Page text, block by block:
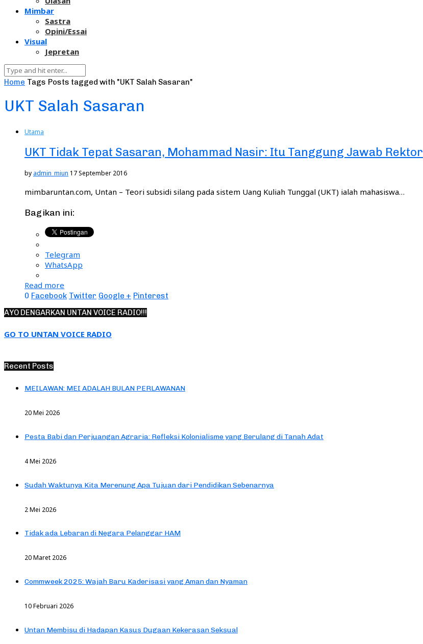
Mimbar
Sastra
Opini/Essai
Visual
Jepretan
Home Tags Posts tagged with "UKT Salah Sasaran"
UKT Salah Sasaran
Utama
UKT Tidak Tepat Sasaran, Mohammad Nasir: Itu Tanggung Jawab Rektor
by admin_miun 17 September 2016
mimbaruntan.com, Untan – Teori subsidi silang pada sistem Uang Kuliah Tunggal (UKT) ialah mahasiswa…
Bagikan ini:
Telegram
WhatsApp
Read more
0 Facebook Twitter Google + Pinterest
AYO DENGARKAN UNTAN VOICE RADIO!!!
GO TO UNTAN VOICE RADIO
Recent Posts
MEILAWAN: MEI ADALAH BULAN PERLAWANAN
20 Mei 2026
Pesta Babi dan Perjuangan Agraria: Refleksi Kolonialisme yang Berulang di Tanah Adat
4 Mei 2026
Sudah Waktunya Kita Merenung Apa Tujuan dari Pendidikan Sebenarnya
2 Mei 2026
Tidak ada Lebaran di Negara Pelanggar HAM
20 Maret 2026
Commweek 2025: Wajah Baru Kaderisasi yang Aman dan Nyaman
10 Februari 2026
Untan Membisu di Hadapan Kasus Dugaan Kekerasan Seksual